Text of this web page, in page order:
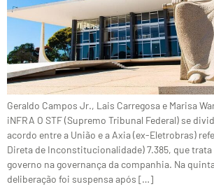
Geraldo Campos Jr., Lais Carregosa e Marisa
iNFRA O STF (Supremo Tribunal Federal) se
acordo entre a União e a Axia (ex-Eletrobras)
Direta de Inconstitucionalidade) 7.385, que
governo na governança da companhia. Na
deliberação foi suspensa após […]